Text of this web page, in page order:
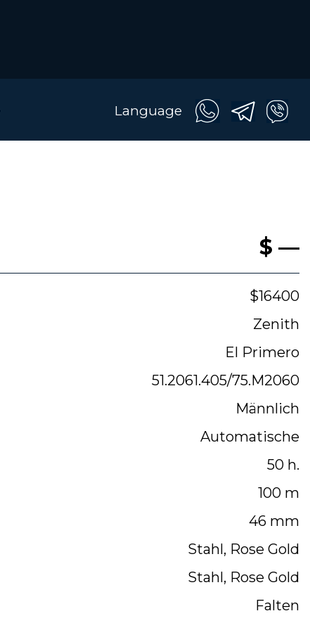
Language
$ —
$16400
Zenith
El Primero
51.2061.405/75.M2060
Männlich
Automatische
50 h.
100 m
46 mm
Stahl, Rose Gold
Stahl, Rose Gold
Falten